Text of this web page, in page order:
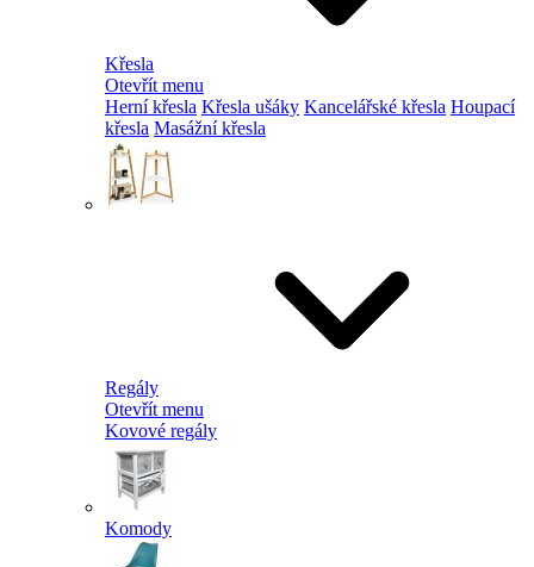
Křesla
Otevřít menu
Herní křesla Křesla ušáky Kancelářské křesla Houpací
křesla Masážní křesla
Regály
Otevřít menu
Kovové regály
Komody